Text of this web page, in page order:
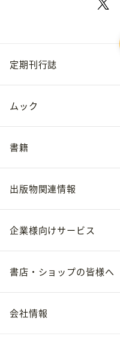
定期刊行誌
ムック
書籍
出版物関連情報
企業様向けサービス
書店・ショップの皆様へ
会社情報